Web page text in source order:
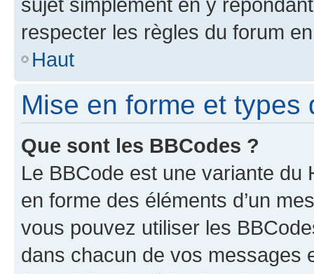
respecter les règles du forum
Haut
Mise en forme et types
Que sont les BBCodes ?
Le BBCode est une variante du
en forme des éléments d’un
vous pouvez utiliser les
dans chacun de vos messages